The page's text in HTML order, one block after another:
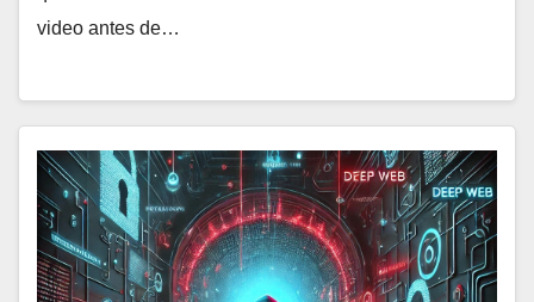
video antes de…